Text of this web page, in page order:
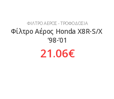
ΦΊΛΤΡΟ ΑΈΡΟΣ - ΤΡΟΦΟΔΟΣΊΑ
Φίλτρο Αέρος Honda X8R-S/X
’98-’01
21.06€